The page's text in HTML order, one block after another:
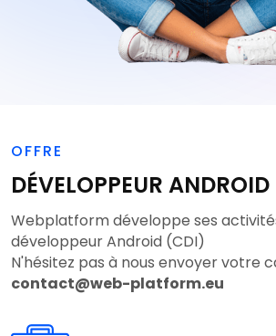
OFFRE
DÉVELOPPEUR
Webplatform développe ses
développeur Android (CDI)
N'hésitez pas à nous envoyer votre
contact@web-platform.eu